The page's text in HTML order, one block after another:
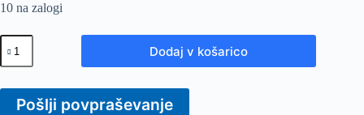
10 na zalogi
SanDisk
512GB
Extreme
USB-
Dodaj v košarico
Pošlji povpraševanje